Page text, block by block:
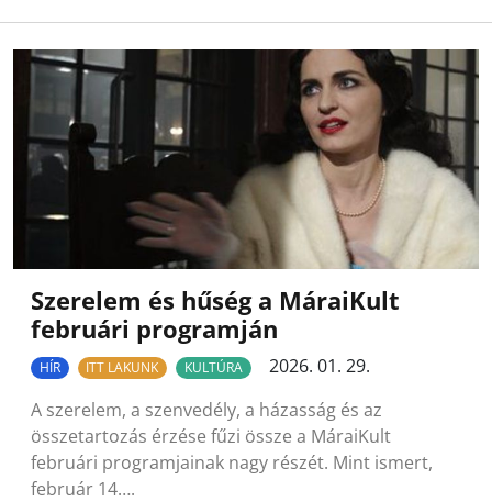
Szerelem és hűség a MáraiKult
februári programján
HÍR ITT LAKUNK KULTÚRA
2026. 01. 29.
A szerelem, a szenvedély, a házasság és az
összetartozás érzése fűzi össze a MáraiKult
februári programjainak nagy részét. Mint ismert,
február 14….